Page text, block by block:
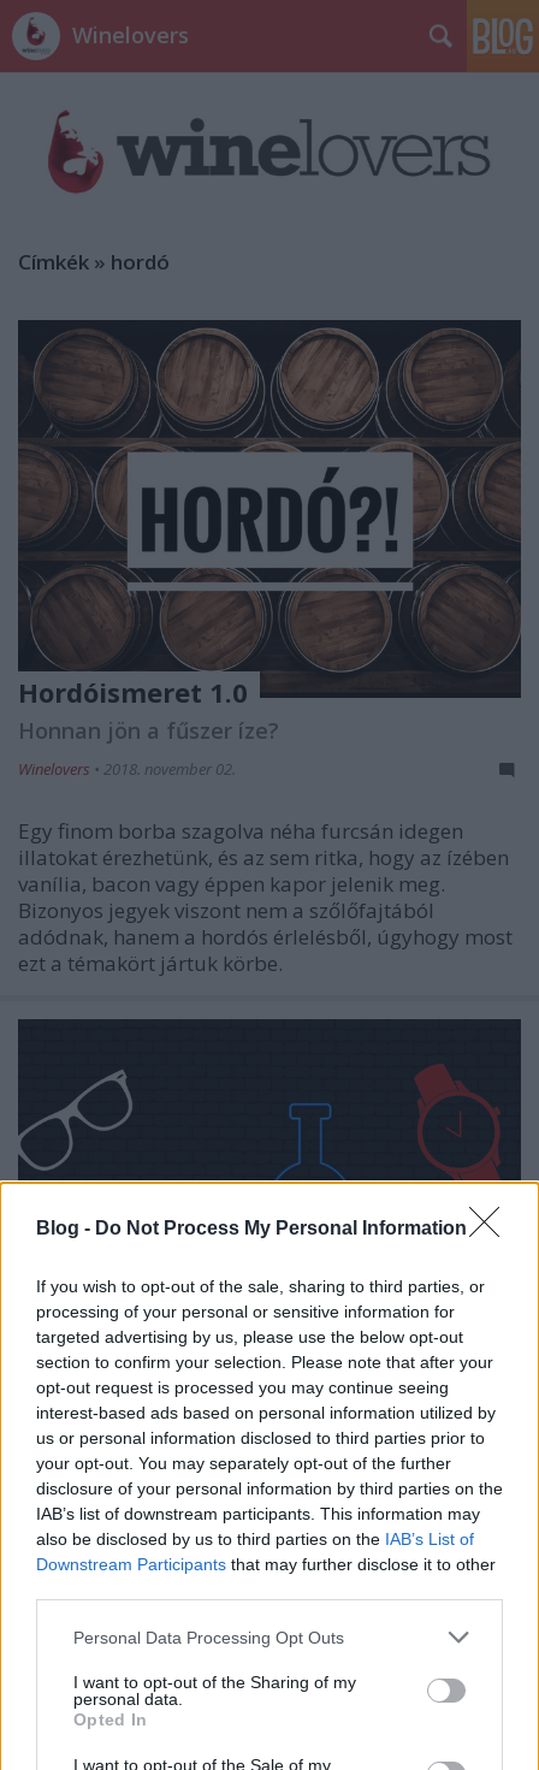
Blog - Do Not Process My Personal Information
If you wish to opt-out of the sale, sharing to third parties, or
processing of your personal or sensitive information for
targeted advertising by us, please use the below opt-out
section to confirm your selection. Please note that after your
opt-out request is processed you may continue seeing
interest-based ads based on personal information utilized by
us or personal information disclosed to third parties prior to
your opt-out. You may separately opt-out of the further
disclosure of your personal information by third parties on the
IAB’s list of downstream participants. This information may
also be disclosed by us to third parties on the IAB’s List of
Downstream Participants that may further disclose it to other
Please note that this website/app uses one or more Google
not limited to your visit or usage behaviour. You may click to
grant or deny consent to Google and its third-party tags to
use your data for below specified purposes in below Google
consent section.
Personal Data Processing Opt Outs
I want to opt-out of the Sharing of my
personal data.
Opted In
I want to opt-out of the Sale of my
Winelovers
Címkék » hordó
Hordóismeret 1.0
Honnan jön a fűszer íze?
Winelovers • 2018. november 02.
Egy finom borba szagolva néha furcsán idegen
illatokat érezhetünk, és az sem ritka, hogy az ízében
vanília, bacon vagy éppen kapor jelenik meg.
Bizonyos jegyek viszont nem a szőlőfajtából
adódnak, hanem a hordós érlelésből, úgyhogy most
ezt a témakört jártuk körbe.
Karóra, napszemüveg és nyakkendő
boroshordóból
Újrahasznosítás felsőfokon
ferenczicsilla •2018. március 27.
Amikor megrendeltem az első parafa
telefontokomat, óriási izgatottsággal vártam, hogy a
rájöttem, hogy itt nem fogok tudni megállni; még
több eredeti boros kellékre lesz szükségem.